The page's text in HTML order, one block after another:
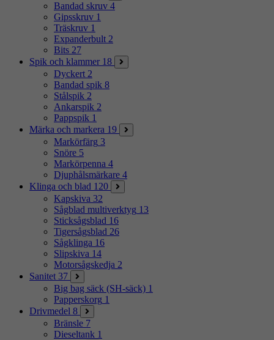
Bandad skruv 4
Gipsskruv 1
Träskruv 1
Expanderbult 2
Bits 27
Spik och klammer 18
Dyckert 2
Bandad spik 8
Stålspik 2
Ankarspik 2
Pappspik 1
Märka och markera 19
Markörfärg 3
Snöre 5
Markörpenna 4
Djuphålsmärkare 4
Klinga och blad 120
Kapskiva 32
Sågblad multiverktyg 13
Sticksågsblad 16
Tigersågsblad 26
Sågklinga 16
Slipskiva 14
Motorsågskedja 2
Sanitet 37
Big bag säck (SH-säck) 1
Papperskorg 1
Drivmedel 8
Bränsle 7
Dieseltank 1